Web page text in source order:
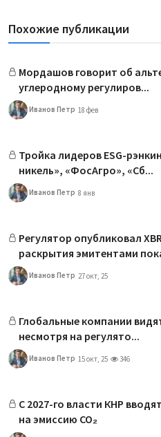
Похожие публикации
Мордашов говорит об
углеродному регулиров...
Иванов Петр 18 фев
Тройка лидеров ESG-
никель», «ФосАгро», «Сб...
Иванов Петр 8 янв
Регулятор опубликовал
раскрытия эмитентами
Иванов Петр 27 окт, 25
Глобальные компании
несмотря на регулято...
Иванов Петр 15 окт, 25 346
С 2027-го власти КНР
на эмиссию CO₂